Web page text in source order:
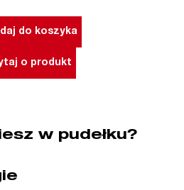
do koszyka
o produkt
w pudełku?